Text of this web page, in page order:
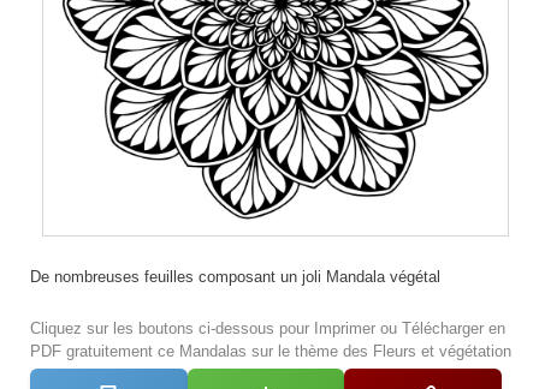
De nombreuses feuilles composant un joli Mandala végétal
Cliquez sur les boutons ci-dessous pour Imprimer ou Télécharger en
PDF gratuitement ce Mandalas sur le thème des Fleurs et végétation